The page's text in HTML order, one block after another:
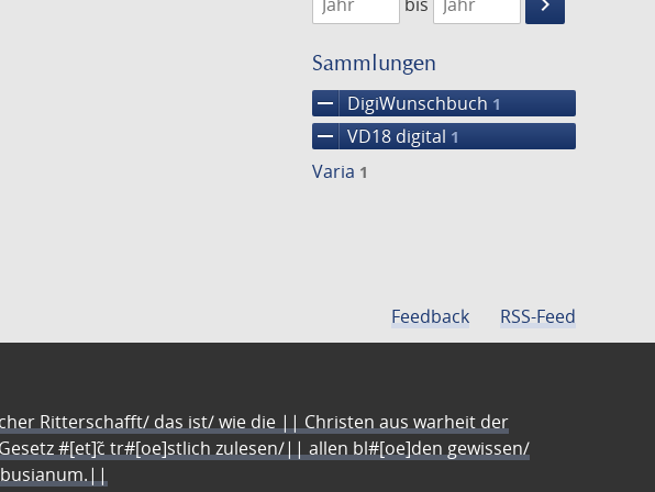
Suche
Sammlungen
remove DigiWunschbuch 1
remove VD18 digital 1
Varia 1
Feedback RSS-Feed
Ritterschafft/ das ist/ wie die || Christen aus warheit der
#[et]c̃ tr#[oe]stlich zulesen/|| allen bl#[oe]den gewissen/